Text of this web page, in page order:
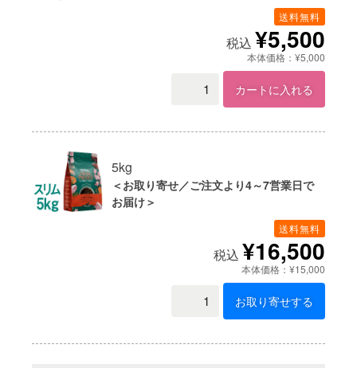
送料無料
税込 ¥5,500
本体価格：¥5,000
カートに入れる
5kg
＜お取り寄せ／ご注文より4～7営業日で
お届け＞
送料無料
税込 ¥16,500
本体価格：¥15,000
お取り寄せする